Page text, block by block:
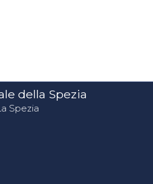
della Spezia
Spezia